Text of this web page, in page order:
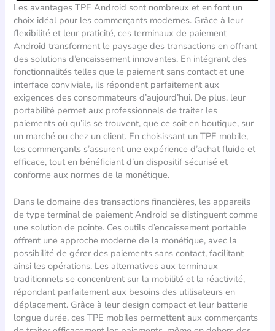
Les avantages TPE Android sont nombreux et en font un
choix idéal pour les commerçants modernes. Grâce à leur
flexibilité et leur praticité, ces terminaux de paiement
Android transforment le paysage des transactions en offrant
des solutions d’encaissement innovantes. En intégrant des
fonctionnalités telles que le paiement sans contact et une
interface conviviale, ils répondent parfaitement aux
exigences des consommateurs d’aujourd’hui. De plus, leur
portabilité permet aux professionnels de traiter les
paiements où qu’ils se trouvent, que ce soit en boutique, sur
un marché ou chez un client. En choisissant un TPE mobile,
les commerçants s’assurent une expérience d’achat fluide et
efficace, tout en bénéficiant d’un dispositif sécurisé et
conforme aux normes de la monétique.
Dans le domaine des transactions financières, les appareils
de type terminal de paiement Android se distinguent comme
une solution de pointe. Ces outils d’encaissement portable
offrent une approche moderne de la monétique, avec la
possibilité de gérer des paiements sans contact, facilitant
ainsi les opérations. Les alternatives aux terminaux
traditionnels se concentrent sur la mobilité et la réactivité,
répondant parfaitement aux besoins des utilisateurs en
déplacement. Grâce à leur design compact et leur batterie
longue durée, ces TPE mobiles permettent aux commerçants